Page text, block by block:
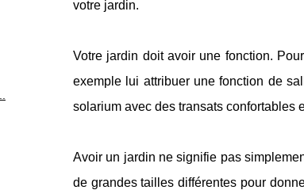
votre jardin.
Votre jardin doit avoir une fonction.
exemple lui attribuer une fonction de
solarium avec des transats confortables
Avoir un jardin ne signifie pas
de grandes tailles différentes pour